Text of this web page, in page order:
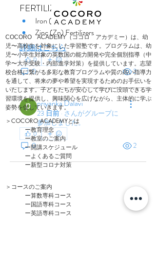
FERTILIZERS
Iron (Fe) Fertilizers
Zinc (Zn) Fertilizers
詳細はこちら
0
0 2
priyanka Dalavi
23 日前· さんがグループに
参加しました。
0
0 2
COCORO ACADEMY（ココロ アカデミー）は、 幼
児〜高校生を対象にした学習塾です。プログラムは、幼
児〜小学生対象の英数国の能力開発や完全個別指導（中
学〜大学受験・内部進学対策）を提供しています。 志望
校合格に繋がる多彩な教育プログラムや質の高い指導力
を通して、将来の夢や希望を実現するためのお手伝いを
いたします。子どもたちが安心して学びに没頭できる学
習環境を提供し、興味関心を広げながら、主体的に学ぶ
姿勢を促していきます。
＞COCORO ACADEMYとは
ー教育理念
ー教室のご案内
ー開講スケジュール
ーよくあるご質問
​ー新型コロナ対策
＞ コースのご案内
ー算数専科コース
ー国語専科コース
ー英語専科コース